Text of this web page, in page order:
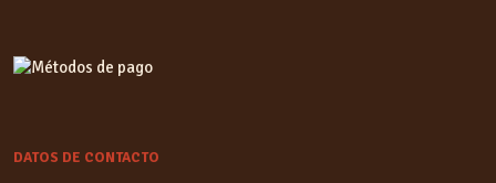
DATOS DE CONTACTO